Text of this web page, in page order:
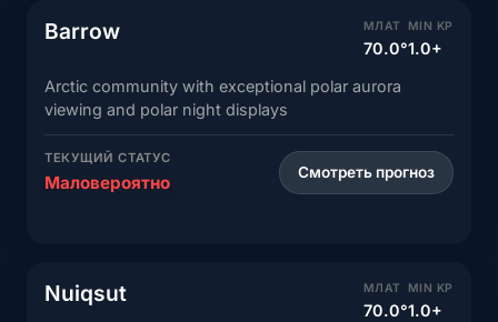
Barrow МЛАТ
70.0°
MIN KP
1.0+
Arctic community with exceptional polar aurora
viewing and polar night displays
ТЕКУЩИЙ СТАТУС
Маловероятно Смотреть прогноз
Nuiqsut МЛАТ
70.0°
MIN KP
1.0+